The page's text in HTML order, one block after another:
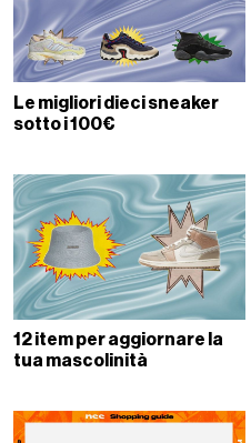
Le migliori dieci sneaker
sotto i 100€
12 item per aggiornare la
tua mascolinità